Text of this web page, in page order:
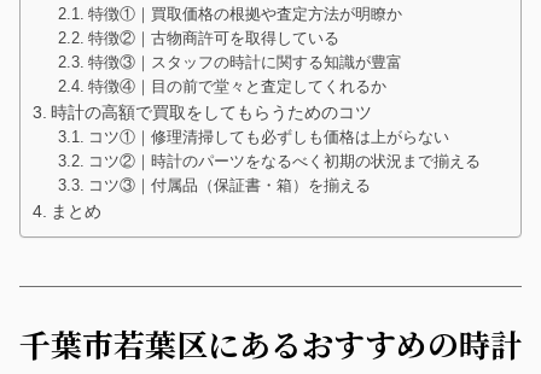
特徴①｜買取価格の根拠や査定方法が明瞭か
特徴②｜古物商許可を取得している
特徴③｜スタッフの時計に関する知識が豊富
特徴④｜目の前で堂々と査定してくれるか
時計の高額で買取をしてもらうためのコツ
コツ①｜修理清掃しても必ずしも価格は上がらない
コツ②｜時計のパーツをなるべく初期の状況まで揃える
コツ③｜付属品（保証書・箱）を揃える
まとめ
千葉市若葉区にあるおすすめの時計